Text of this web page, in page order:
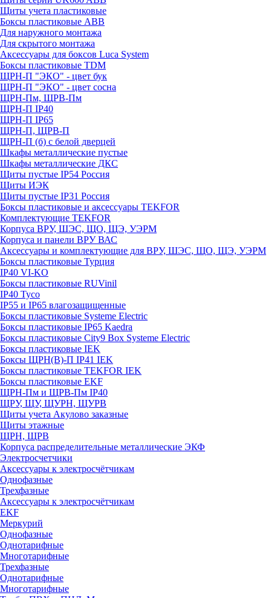
Щиты учета пластиковые
Боксы пластиковые ABB
Для наружного монтажа
Для скрытого монтажа
Аксессуары для боксов Luca System
Боксы пластиковые TDM
ЩРН-П "ЭКО" - цвет бук
ЩРН-П "ЭКО" - цвет сосна
ЩРН-Пм, ЩРВ-Пм
ЩРН-П IP40
ЩРН-П IP65
ЩРН-П, ЩРВ-П
ЩРН-П (б) с белой дверцей
Шкафы металлические пустые
Шкафы металлические ДКС
Щиты пустые IP54 Россия
Щиты ИЭК
Щиты пустые IP31 Россия
Боксы пластиковые и аксессуары TEKFOR
Комплектующие TEKFOR
Корпуса ВРУ, ШЭС, ЩО, ЩЭ, УЭРМ
Корпуса и панели ВРУ ВАС
Аксессуары и комплектующие для ВРУ, ШЭС, ЩО, ЩЭ, УЭРМ
Боксы пластиковые Турция
IP40 VI-KO
Боксы пластиковые RUVinil
IP40 Тусо
IP55 и IP65 влагозащищенные
Боксы пластиковые Systeme Electric
Боксы пластиковые IP65 Kaedra
Боксы пластиковые City9 Box Systeme Electric
Боксы пластиковые IEK
Боксы ЩРН(В)-П IP41 IEK
Боксы пластиковые TEKFOR IEK
Боксы пластиковые EKF
ЩРН-Пм и ЩРВ-Пм IP40
ЩРУ, ЩУ, ЩУРН, ЩУРВ
Щиты учета Акулово заказные
Щиты этажные
ЩРН, ЩРВ
Корпуса распределительные металлические ЭКФ
Электросчетчики
Аксессуары к электросчётчикам
Однофазные
Трехфазные
Аксессуары к электросчётчикам
EKF
Меркурий
Однофазные
Однотарифные
Многотарифные
Трехфазные
Однотарифные
Многотарифные